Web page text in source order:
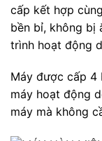
cấp kết hợp
bền bỉ, không bị
trình hoạt động
Máy được cấp 4
máy hoạt động
máy mà không